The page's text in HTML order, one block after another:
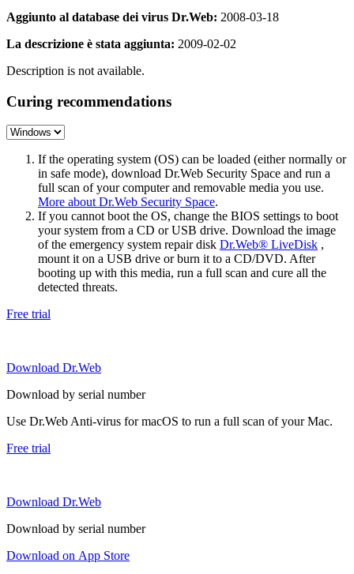
Aggiunto al database dei virus Dr.Web: 2008-03-18
La descrizione è stata aggiunta: 2009-02-02
Description is not available.
Curing recommendations
If the operating system (OS) can be loaded (either normally or
in safe mode), download Dr.Web Security Space and run a
full scan of your computer and removable media you use.
More about Dr.Web Security Space.
If you cannot boot the OS, change the BIOS settings to boot
your system from a CD or USB drive. Download the image
of the emergency system repair disk Dr.Web® LiveDisk ,
mount it on a USB drive or burn it to a CD/DVD. After
booting up with this media, run a full scan and cure all the
detected threats.
Free trial
Download Dr.Web
Download by serial number
Use Dr.Web Anti-virus for macOS to run a full scan of your Mac.
Free trial
Download Dr.Web
Download by serial number
Download on App Store